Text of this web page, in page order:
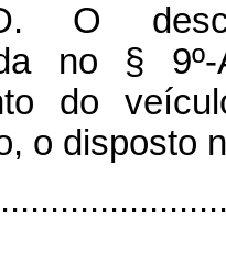
O
no §
do
o disposto